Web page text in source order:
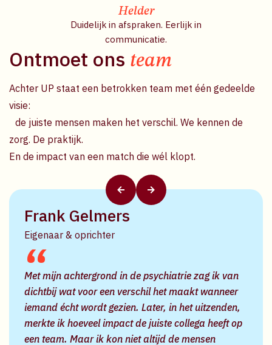
Helder
Duidelijk in afspraken. Eerlijk in
communicatie.
Ontmoet ons team
Achter UP staat een betrokken team met één gedeelde
visie:
de juiste mensen maken het verschil. We kennen de
zorg. De praktijk.
En de impact van een match die wél klopt.
Frank Gelmers
Eigenaar & oprichter
Met mijn achtergrond in de psychiatrie zag ik van
dichtbij wat voor een verschil het maakt wanneer
iemand écht wordt gezien. Later, in het uitzenden,
merkte ik hoeveel impact de juiste collega heeft op
een team. Maar ik kon niet altijd de mensen